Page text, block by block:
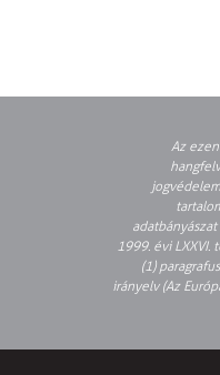
Az
1999. évi
(1)
irányelv (Az